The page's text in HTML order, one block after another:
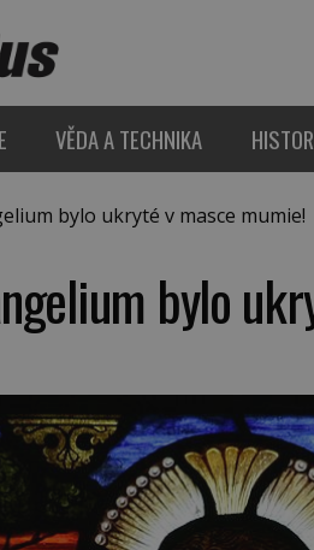
VĚDA A TECHNIKA
bylo ukryté v masce mumie!
bylo